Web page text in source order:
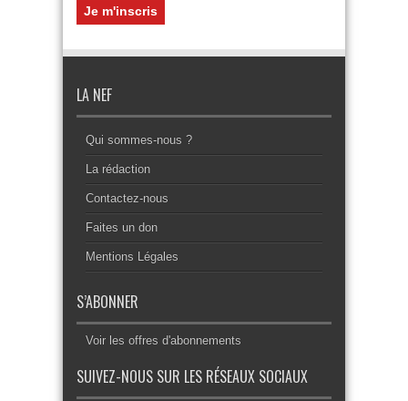
LA NEF
Qui sommes-nous ?
La rédaction
Contactez-nous
Faites un don
Mentions Légales
S’ABONNER
Voir les offres d'abonnements
SUIVEZ-NOUS SUR LES RÉSEAUX SOCIAUX